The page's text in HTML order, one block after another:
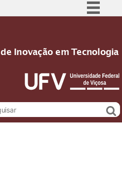
Participe
Acesso à informação
Legislação
Canais
Inovação em Tecnologia